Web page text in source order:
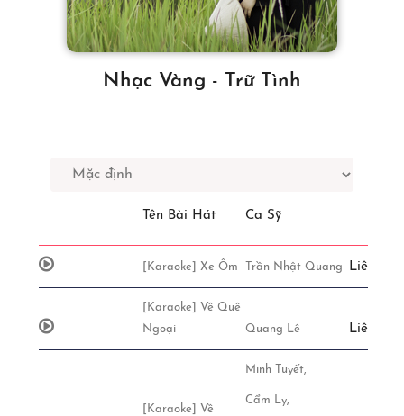
Nhạc Vàng - Trữ Tình
Tên Bài Hát Ca Sỹ
[Karaoke] Xe Ôm Trần Nhật Quang Liên Hệ
[Karaoke] Về Quê
Ngoại
Quang Lê Liên Hệ
[Karaoke] Về
Minh Tuyết,
Cẩm Ly,